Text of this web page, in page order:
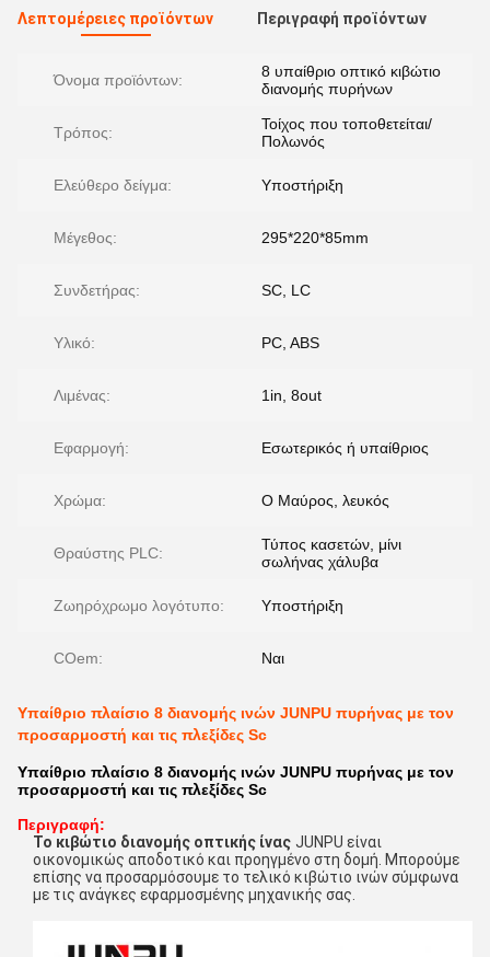
Λεπτομέρειες προϊόντων Περιγραφή προϊόντων
Όνομα προϊόντων:
8 υπαίθριο οπτικό κιβώτιο
διανομής πυρήνων
Τρόπος:
Τοίχος που τοποθετείται/
Πολωνός
Ελεύθερο δείγμα: Υποστήριξη
Μέγεθος: 295*220*85mm
Συνδετήρας: SC, LC
Υλικό: PC, ABS
Λιμένας: 1in, 8out
Εφαρμογή: Εσωτερικός ή υπαίθριος
Χρώμα: Ο Μαύρος, λευκός
Θραύστης PLC:
Τύπος κασετών, μίνι
σωλήνας χάλυβα
Ζωηρόχρωμο λογότυπο: Υποστήριξη
COem: Ναι
Υπαίθριο πλαίσιο 8 διανομής ινών JUNPU πυρήνας με τον
προσαρμοστή και τις πλεξίδες Sc
Υπαίθριο πλαίσιο 8 διανομής ινών JUNPU πυρήνας με τον
προσαρμοστή και τις πλεξίδες Sc
Περιγραφή:
Το κιβώτιο διανομής οπτικής ίνας JUNPU είναι
οικονομικώς αποδοτικό και προηγμένο στη δομή. Μπορούμε
επίσης να προσαρμόσουμε το τελικό κιβώτιο ινών σύμφωνα
με τις ανάγκες εφαρμοσμένης μηχανικής σας.